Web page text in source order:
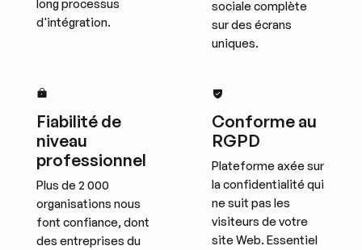
long processus
d'intégration.
sociale complète
sur des écrans
uniques.
Fiabilité de
niveau
professionnel
Plus de 2 000
organisations nous
font confiance, dont
des entreprises du
Conforme au
RGPD
Plateforme axée sur
la confidentialité qui
ne suit pas les
visiteurs de votre
site Web. Essentiel